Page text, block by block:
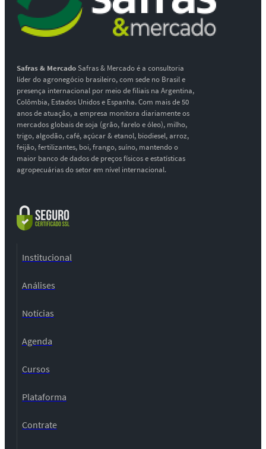
Safras & MercadoSafras & Mercado é a consultoria
líder do agronegócio brasileiro, com sede no Brasil e
presença internacional por meio de filiais na Argentina,
Colômbia, Estados Unidos e Espanha. Com mais de 50
anos de atuação, a empresa monitora diariamente os
mercados globais de soja (grão, farelo e óleo), milho,
trigo, algodão, café, açúcar & etanol, biodiesel, arroz,
feijão, fertilizantes, boi, frango, suíno, mantendo o
maior banco de dados de preços físicos e estatísticas
agropecuárias do setor em nível internacional.
Institucional
Análises
Notícias
Agenda
Cursos
Plataforma
Contrate